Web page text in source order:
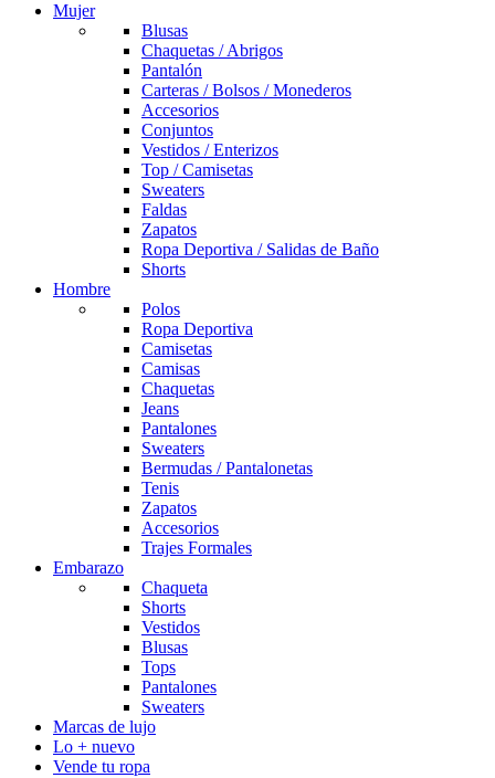
Mujer
Blusas
Chaquetas / Abrigos
Pantalón
Carteras / Bolsos / Monederos
Accesorios
Conjuntos
Vestidos / Enterizos
Top / Camisetas
Sweaters
Faldas
Zapatos
Ropa Deportiva / Salidas de Baño
Shorts
Hombre
Polos
Ropa Deportiva
Camisetas
Camisas
Chaquetas
Jeans
Pantalones
Sweaters
Bermudas / Pantalonetas
Tenis
Zapatos
Accesorios
Trajes Formales
Embarazo
Chaqueta
Shorts
Vestidos
Blusas
Tops
Pantalones
Sweaters
Marcas de lujo
Lo + nuevo
Vende tu ropa